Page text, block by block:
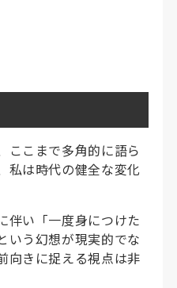
ここまで多角的に語ら
私は時代の健全な変化
伴い「一度身につけた
いう幻想が現実的でな
向きに捉える視点は非